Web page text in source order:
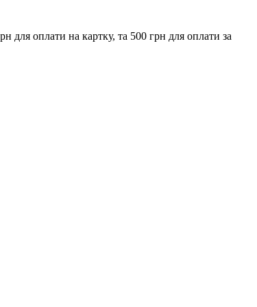
для оплати на картку, та 500 грн для оплати за